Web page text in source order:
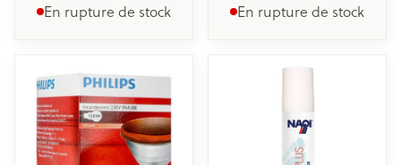
En rupture de stock En rupture de stock